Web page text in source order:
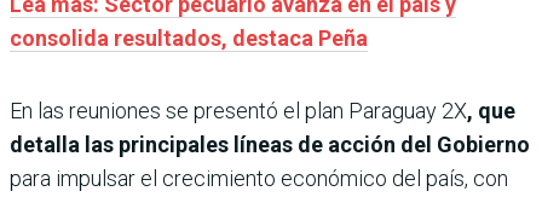
consolida resultados, destaca Peña
En las reuniones se presentó el plan Paraguay 2X, que
detalla las principales líneas de acción del Gobierno
para impulsar el crecimiento económico del país, con